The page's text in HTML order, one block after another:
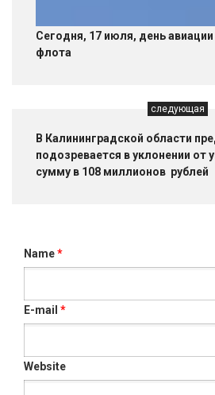
Сегодня, 17 июля, день
флота
следующая
В Калининградской области
подозревается в уклонении от
сумму в 108 миллионов рублей
Name*
E-mail *
Website